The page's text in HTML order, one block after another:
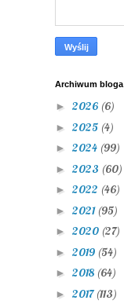
Archiwum bloga
► 2026 (6)
► 2025 (4)
► 2024 (99)
► 2023 (60)
► 2022 (46)
► 2021 (95)
► 2020 (27)
► 2019 (54)
► 2018 (64)
► 2017(113)